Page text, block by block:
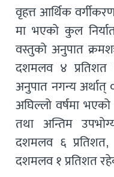
वृहत्त आर्थिक
मा भएको कुल
वस्तुको अनुपात
दशमलव ४
अनुपात नगन्य
अघिल्लो वर्षमा
तथा अन्तिम
दशमलव ६
दशमलव १ प्रतिशत